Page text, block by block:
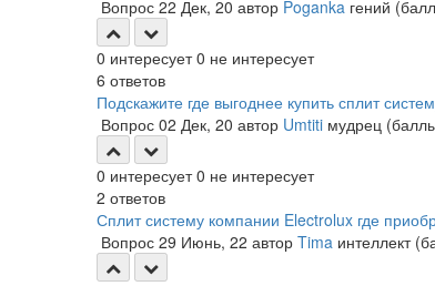
Вопрос 22 Дек, 20 автор Poganka гений
0 интересует 0 не интересует
6 ответов
Подскажите где выгоднее купить сплит
Вопрос 02 Дек, 20 автор Umtiti мудрец
0 интересует 0 не интересует
2 ответов
Сплит систему компании Electrolux где
Вопрос 29 Июнь, 22 автор Tima интеллект